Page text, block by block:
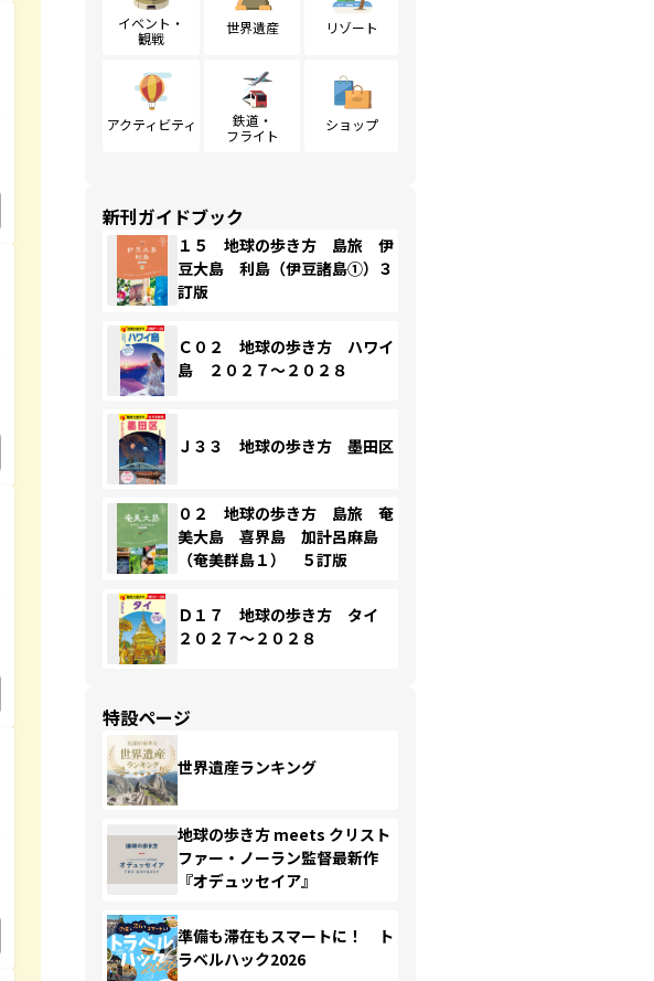
イベント・
観戦
世界遺産 リゾート
アクティビティ
鉄道・
フライト
ショップ
新刊ガイドブック
１５ 地球の歩き方 島旅 伊
豆大島 利島（伊豆諸島①）３
訂版
Ｃ０２ 地球の歩き方 ハワイ
島 ２０２７～２０２８
Ｊ３３ 地球の歩き方 墨田区
０２ 地球の歩き方 島旅 奄
美大島 喜界島 加計呂麻島
（奄美群島１） ５訂版
Ｄ１７ 地球の歩き方 タイ
２０２７～２０２８
特設ページ
世界遺産ランキング
地球の歩き方 meets クリスト
ファー・ノーラン監督最新作
『オデュッセイア』
準備も滞在もスマートに！ ト
ラベルハック2026